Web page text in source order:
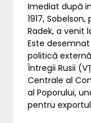
Imediat după
1917,
Radek, a venit
Este
politică
Întregii Rusii
Centrale al
al Poporului,
pentru